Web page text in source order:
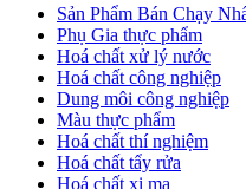
Sản Phẩm Bán Chạy
Phụ Gia thực phẩm
Hoá chất xử lý nước
Hoá chất công nghiệp
Dung môi công nghiệp
Màu thực phẩm
Hoá chất thí nghiệm
Hoá chất tẩy rửa
Hoá chất xi mạ